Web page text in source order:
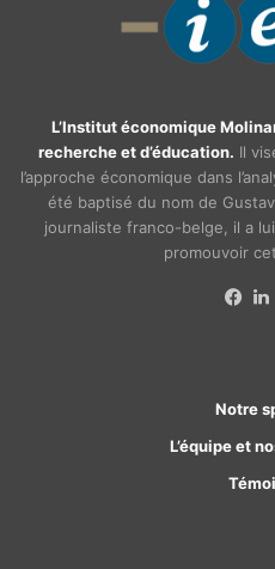
L’Institut économique
recherche et d’éducation. Il
l’approche économique dans
été baptisé du nom de
journaliste franco-belge, il a
promouvoir
Notre
L’équipe et